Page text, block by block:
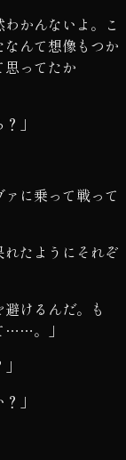
かんないよ。こ
んて想像もつか
ってたか
」
に乗って戦って
たようにそれぞ
けるんだ。も
……。」
」